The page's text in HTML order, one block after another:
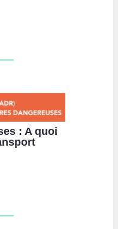
: A quoi